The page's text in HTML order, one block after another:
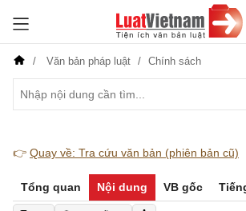
Văn bản pháp luật Chính sách
👉 Quay về: Tra cứu văn bản (phiên bản cũ)
Tổng quan Nội dung VB gốc